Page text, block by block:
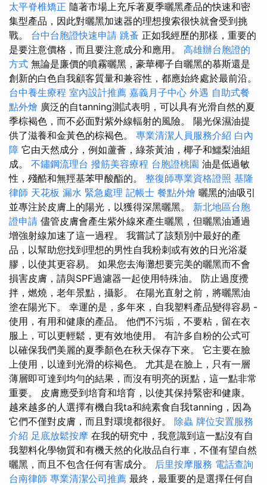
太平脊椎矯正 隨著市場上充斥著夏季曬黑產品的快速和密
集型產品，因此對曬黑加速器的理想搜索很快就會受到挑
戰。 台中台胞證快速申請 跳蚤 正如我經歷的那樣，重要的
是要注意價格，而且要注意成分和應用。 高雄辦台胞證的
方式 無論是廉價的噴霧曬黑，豪華椰子自曬黑的慕斯還是
創新的白色自我顧客質量和兼容性，都應始終處於最前沿。
台中養生療程 室內設計推薦 嘉義月子中心 外遇 自助式餐
點外燴 廣泛的自tanning測試表明，可以具有光滑自然的夏
季棕褐色，而不必面對紫外線輻射的風險。 陽光保濕油提
供了滋養和金黃色的棕褐色。 專業清潔人員服務介紹 白內
障 它由天然成分，例如蘆薈，綠茶黃油，椰子和鱷梨油組
成。 不鏽鋼流理台 撥筋美容療程 台胞證桃園 油是低過敏
性，殘酷和無羥基苯甲酸酯的。 整復師專業資格證照 基隆
律師 天花板 漏水 緊急處理 記帳士 餐點外燴 曬黑的油吸引
並專注於皮膚上的陽光，以獲得深黑曬黑。 新北地區台胞
證申請 儘管皮膚會產生紫外線來產生曬黑，但曬黑油通過
增強射線加速了這一過程。 我嘗試了該類別中最好的產
品，以幫助您找到理想的男性自我粉刺或有效的日光浴凝
膠，以使其更容易。 如果您去海灘想要完美的曬黑而不會
損害皮膚，請與SPF過濾器一起使用特殊油。 防止過度攪
拌，燃燒，老年景點，攝影。 在陽光直射之前，將曬黑油
塗在陽光下。 幸運的是，多年來，自我塑料產品變得容易 -
使用，有用和健康的產品。 他們不污垢，不要粘，留在衣
服上，可以更輕鬆，更有效地使用。 有許多自粉的公式可
以確保我們美麗的夏季顏色在秋天保存下來。 它主要在臉
上使用，以達到光滑的棕褐色。 尤其是在臉上，只有一層
薄層即可達到均勻的結果，而沒有明亮的斑點，這一點非常
重要。 皮膚應受到培育和培育，以使其保持緊密和健康。
越來越多的人選擇有機自我ta和純素食自我tanning，因為
它們不僅對皮膚，而且對環境都很好。 除蟲 牌位安置服務
介紹 足底放鬆按摩 在我的研究中，我意識到這一點沒有自
我塑料化學物質和有機天然的化妝品自行車，不僅有望自然
曬黑，而且不包含任何有害成分。 后里按摩服務 電話查詢
台南律師 專業清潔公司推薦 最終，最重要的是選擇任何自